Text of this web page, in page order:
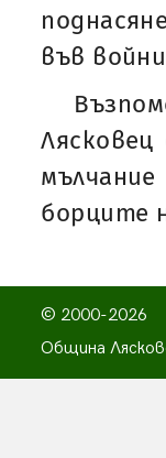
във
борците
© 2000-2026
Община